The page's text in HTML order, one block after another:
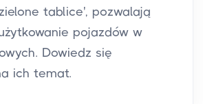
tablice', pozwalają
pojazdów w
Dowiedz się
ich temat.